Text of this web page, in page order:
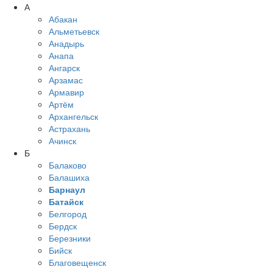
А
Абакан
Альметьевск
Анадырь
Анапа
Ангарск
Арзамас
Армавир
Артём
Архангельск
Астрахань
Ачинск
Б
Балаково
Балашиха
Барнаул
Батайск
Белгород
Бердск
Березники
Бийск
Благовещенск